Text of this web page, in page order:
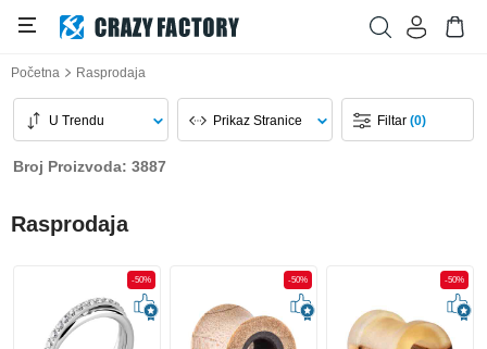
Početna Rasprodaja
U Trendu Prikaz Stranice Filtar(0)
Broj Proizvoda: 3887
Rasprodaja
-50% -50% -50%